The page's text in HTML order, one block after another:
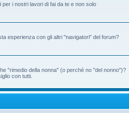
i nostri lavori di fai da te e non solo
esperienza con gli altri "navigatori" del forum?
"rimedio della nonna" (o perchè no "del nonno")?
con tutti.